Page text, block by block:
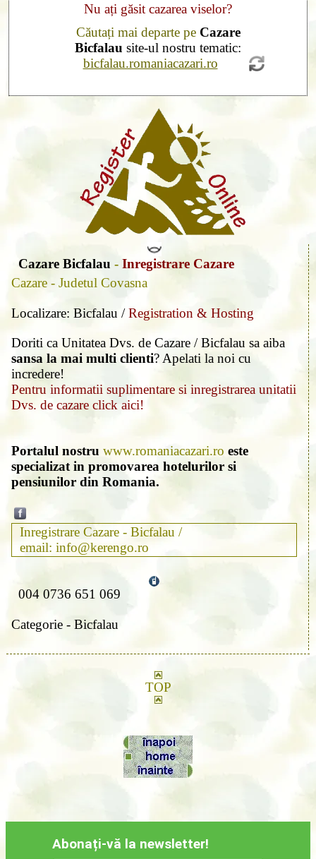
Nu ați găsit cazarea viselor?
Căutați mai departe pe Cazare
Bicfalau site-ul nostru tematic:
bicfalau.romaniacazari.ro
Cazare Bicfalau - Inregistrare Cazare
Cazare - Judetul Covasna
Localizare: Bicfalau /Registration & Hosting
Doriti ca Unitatea Dvs. de Cazare / Bicfalau sa aiba
sansa la mai multi clienti? Apelati la noi cu
incredere!
Pentru informatii suplimentare si inregistrarea unitatii
Dvs. de cazare click aici!
Portalul nostru www.romaniacazari.ro este
specializat in promovarea hotelurilor si
pensiunilor din Romania.
Inregistrare Cazare - Bicfalau /
email: info@kerengo.ro
004 0736 651 069
Categorie - Bicfalau
TOP
Abonați-vă la newsletter!